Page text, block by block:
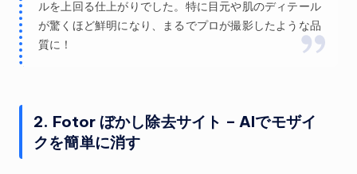
ルを上回る仕上がりでした。特に目元や肌のディテール
が驚くほど鮮明になり、まるでプロが撮影したような品
質に！
2. Fotor ぼかし除去サイト – AIでモザイ
クを簡単に消す